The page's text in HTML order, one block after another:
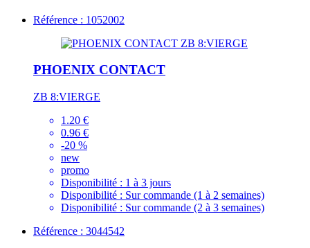
Référence : 1052002
PHOENIX CONTACT
ZB 8:VIERGE
1.20 €
0.96 €
-20 %
new
promo
Disponibilité : 1 à 3 jours
Disponibilité : Sur commande (1 à 2 semaines)
Disponibilité : Sur commande (2 à 3 semaines)
Référence : 3044542